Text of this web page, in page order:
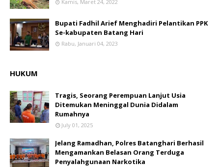
Kamis, Maret 24, 2022
Bupati Fadhil Arief Menghadiri Pelantikan PPK
Se-kabupaten Batang Hari
Rabu, Januari 04, 2023
HUKUM
Tragis, Seorang Perempuan Lanjut Usia
Ditemukan Meninggal Dunia Didalam
Rumahnya
July 01, 2025
Jelang Ramadhan, Polres Batanghari Berhasil
Mengamankan Belasan Orang Terduga
Penyalahgunaan Narkotika